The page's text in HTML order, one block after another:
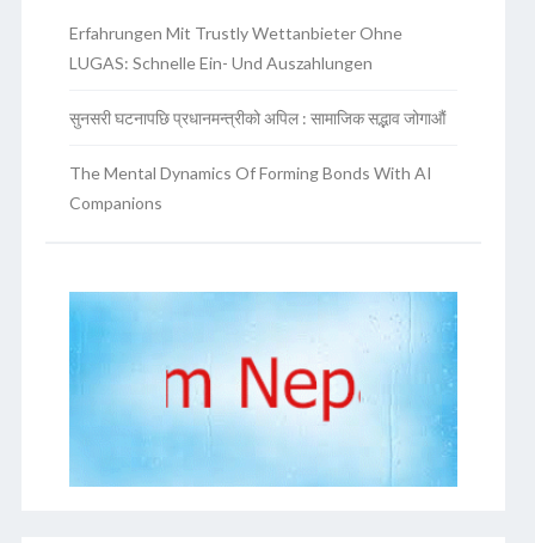
Erfahrungen Mit Trustly Wettanbieter Ohne
LUGAS: Schnelle Ein- Und Auszahlungen
सुनसरी घटनापछि प्रधानमन्त्रीको अपिल : सामाजिक सद्भाव जोगाऔं
The Mental Dynamics Of Forming Bonds With AI
Companions